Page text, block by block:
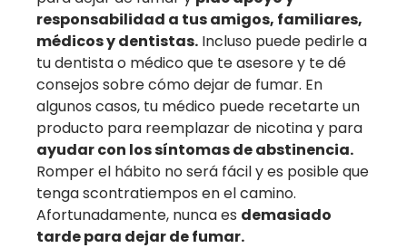
responsabilidad a tus amigos, familiares,
médicos y dentistas. Incluso puede pedirle a
tu dentista o médico que te asesore y te dé
consejos sobre cómo dejar de fumar. En
algunos casos, tu médico puede recetarte un
producto para reemplazar de nicotina y para
ayudar con los síntomas de abstinencia.
Romper el hábito no será fácil y es posible que
tenga scontratiempos en el camino.
Afortunadamente, nunca es demasiado
tarde para dejar de fumar.